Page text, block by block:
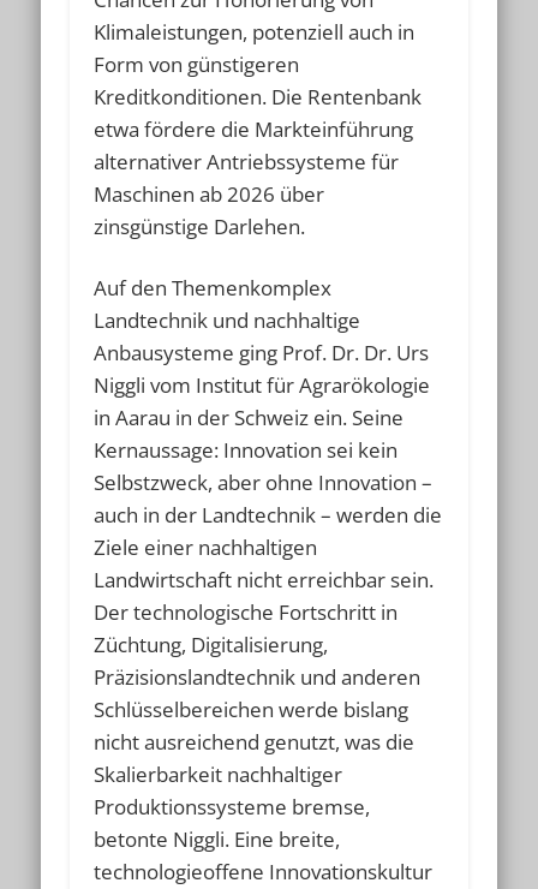
Klimaleistungen, potenziell auch in
Form von günstigeren
Kreditkonditionen. Die Rentenbank
etwa fördere die Markteinführung
alternativer Antriebssysteme für
Maschinen ab 2026 über
zinsgünstige Darlehen.
Auf den Themenkomplex
Landtechnik und nachhaltige
Anbausysteme ging Prof. Dr. Dr. Urs
Niggli vom Institut für Agrarökologie
in Aarau in der Schweiz ein. Seine
Kernaussage: Innovation sei kein
Selbstzweck, aber ohne Innovation –
auch in der Landtechnik – werden die
Ziele einer nachhaltigen
Landwirtschaft nicht erreichbar sein.
Der technologische Fortschritt in
Züchtung, Digitalisierung,
Präzisionslandtechnik und anderen
Schlüsselbereichen werde bislang
nicht ausreichend genutzt, was die
Skalierbarkeit nachhaltiger
Produktionssysteme bremse,
betonte Niggli. Eine breite,
technologieoffene Innovationskultur